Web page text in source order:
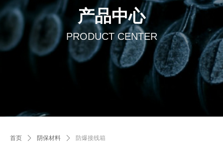
首页 ꄲ 阴保材料 ꄲ 防爆接线箱
产品中心
PRODUCT CENTER